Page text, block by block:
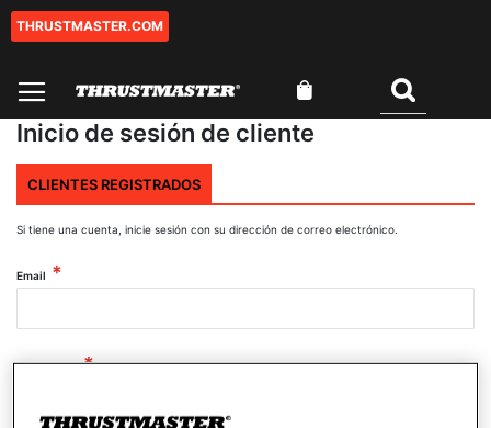
THRUSTMASTER.COM
Inicio de sesión de cliente
CLIENTES REGISTRADOS
Si tiene una cuenta, inicie sesión con su dirección de correo electrónico.
Email
Contraseña